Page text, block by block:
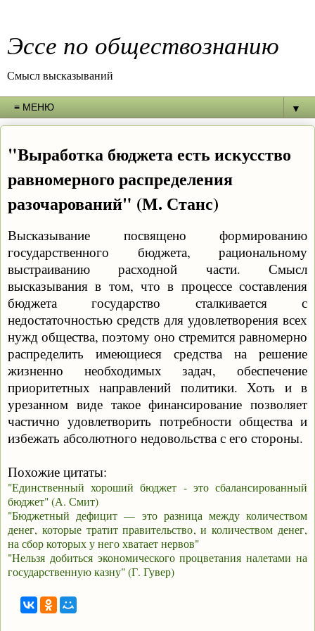
Эссе по обществознанию
Смысл высказываний
▼
"Выработка бюджета есть искусство
равномерного распределения
разочарований" (М. Станс)
Высказывание посвящено формированию
государственного бюджета, рациональному
выстраиванию расходной части. Смысл
высказывания в том, что в процессе составления
бюджета государство сталкивается с
недостаточностью средств для удовлетворения всех
нужд общества, поэтому оно стремится равномерно
распределить имеющиеся средства на решение
жизненно необходимых задач, обеспечение
приоритетных направлений политики. Хоть и в
урезанном виде такое финансирование позволяет
частично удовлетворить потребности общества и
избежать абсолютного недовольства с его стороны.
Похожие цитаты:
"Единственный хороший бюджет - это сбалансированный
бюджет" (А. Смит)
"Бюджетный дефицит — это разница между количеством
денег, которые тратит правительство, и количеством денег,
на сбор которых у него хватает нервов"
"Нельзя добиться экономического процветания налетами на
государственную казну" (Г. Гувер)